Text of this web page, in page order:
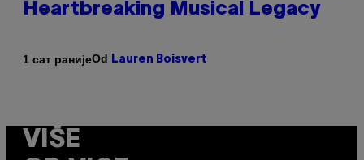
Heartbreaking Musical Legacy
1 сат ранијеOd Lauren Boisvert
VIŠE